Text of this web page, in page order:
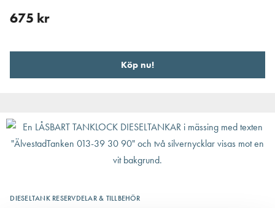
675 kr
Köp nu!
DIESELTANK RESERVDELAR & TILLBEHÖR